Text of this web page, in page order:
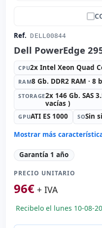
Ref. DELL00844
Dell PowerEdge
CPU2x Intel Xeon Quad
RAM8 Gb. DDR2 RAM · 8
STORAGE2x 146 Gb. SAS
vacías )
GPUATI ES 1000 SOSin
Mostrar más
Connectivity: 2x RJ-45
Formato: Rack (2U)
Unidad óptica: DVD
Red: BROADCOM 5708
Alimentación: 2x
Otros: Embalaje hR
Garantía 1 año
PRECIO UNITARIO
96€ + IVA
Recibelo el lunes 10-08-